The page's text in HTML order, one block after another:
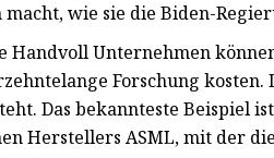
wie sie die Biden-
Handvoll Unternehmen
Forschung kosten.
Das bekannteste Beispiel
Herstellers ASML, mit der